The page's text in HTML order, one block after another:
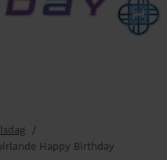
Happy Birthday